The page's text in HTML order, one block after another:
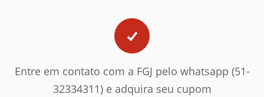
Entre em contato com a FGJ pelo whatsapp (51-
32334311) e adquira seu cupom